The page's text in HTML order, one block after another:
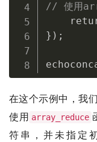
// 使用
} ) ;
在这个示例中，我
使用 array_reduce
符串，并未指定